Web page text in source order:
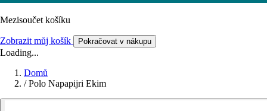
Mezisoučet košíku
Zobrazit můj košík Pokračovat v nákupu
Loading...
Domů
/ Polo Napapijri Ekim